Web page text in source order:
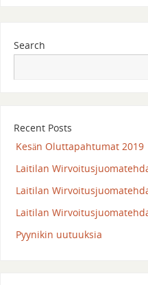
Search
Recent Posts
Kesän Oluttapahtumat 2019
Laitilan
Laitilan
Laitilan
Pyynikin uutuuksia